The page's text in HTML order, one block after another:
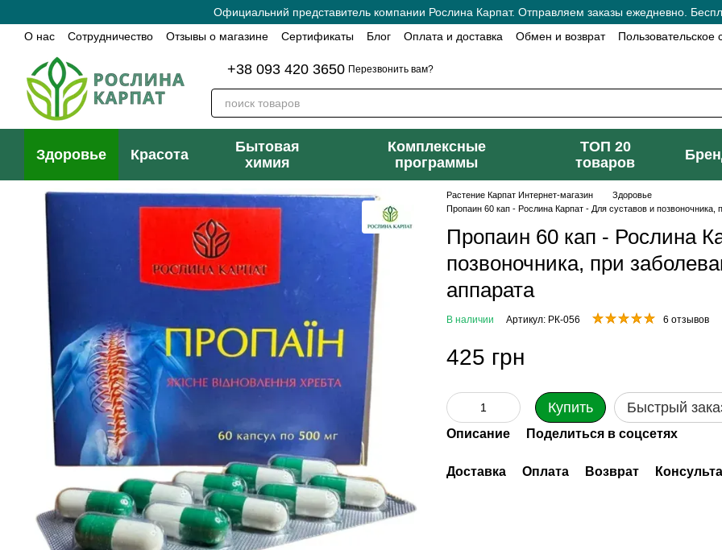
Официальний представитель компании Рослина Карпат. Отправляем заказы ежедневно.
О нас
Сотрудничество Отзывы о магазине Сертификаты Блог Оплата и доставка Обмен и возврат Пользовательское
+38 093 420 3650 Перезвонить вам?
Здоровье Красота
Бытовая
химия
Комплексные
программы
ТОП 20
товаров
Растение Карпат Интернет-магазин
Здоровье
Пропаин 60 кап - Рослина Карпат - Для суставов и позвоночника,
Пропаин 60 кап - Рослина
позвоночника, при
аппарата
В наличии Артикул: РК-056 6 отзывов
425 грн
Купить Быстрый
Описание Поделиться в соцсетях
Доставка Оплата Возврат